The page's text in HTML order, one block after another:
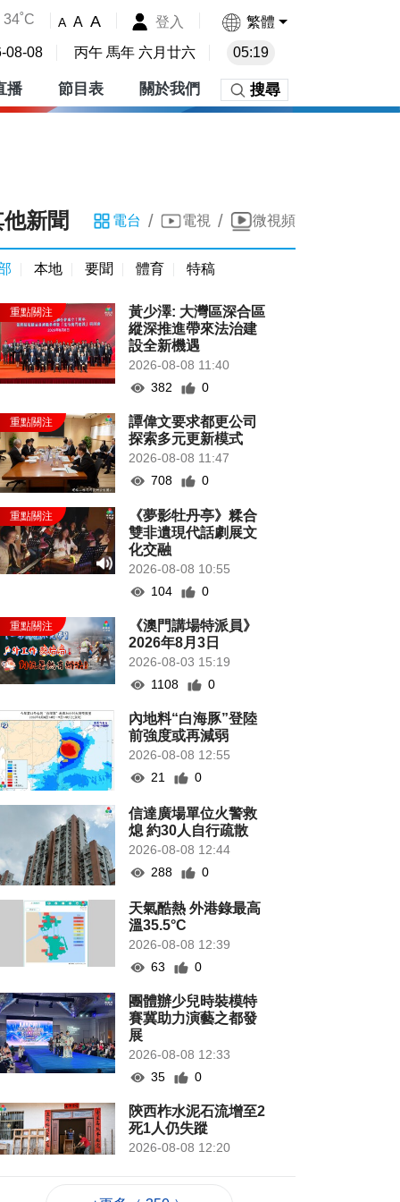
34˚C A A A 登入 繁體
08-08 丙午 馬年 六月廿六 05:19
播 節目表 關於我們 搜尋
新聞 電台 / 電視 / 微視頻
本地 要聞 體育 特稿
黃少澤: 大灣區深合區
縱深推進帶來法治建
設全新機遇
2026-08-08 11:40
382
0
譚偉文要求都更公司
探索多元更新模式
2026-08-08 11:47
708
0
《夢影牡丹亭》糅合
雙非遺現代話劇展文
化交融
2026-08-08 10:55
104
0
《澳門講場特派員》
2026年8月3日
2026-08-03 15:19
1108
0
內地料“白海豚”登陸
前強度或再減弱
2026-08-08 12:55
21
0
信達廣場單位火警救
熄 約30人自行疏散
2026-08-08 12:44
288
0
天氣酷熱 外港錄最高
溫35.5°C
2026-08-08 12:39
63
0
團體辦少兒時裝模特
賽冀助力演藝之都發
展
2026-08-08 12:33
35
0
陝西柞水泥石流增至2
死1人仍失蹤
2026-08-08 12:20